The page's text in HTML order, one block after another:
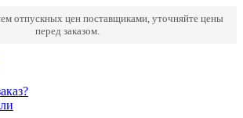
отпускных цен поставщиками, уточняйте цены
перед заказом.